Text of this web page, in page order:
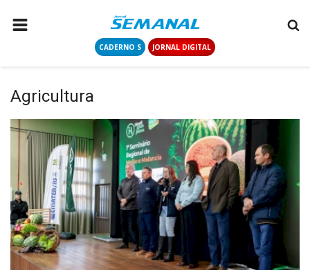
CADERNO S JORNAL DIGITAL
COLUNISTAS
CONTATO
LOGIN
CADASTRAR
CADERNO S
Agricultura